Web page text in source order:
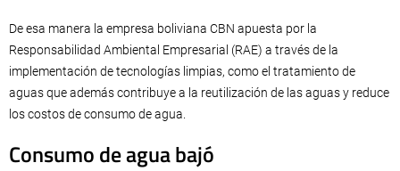
De esa manera la empresa boliviana CBN apuesta por la
Responsabilidad Ambiental Empresarial (RAE) a través de la
implementación de tecnologías limpias, como el tratamiento de
aguas que además contribuye a la reutilización de las aguas y reduce
los costos de consumo de agua.
Consumo de agua bajó